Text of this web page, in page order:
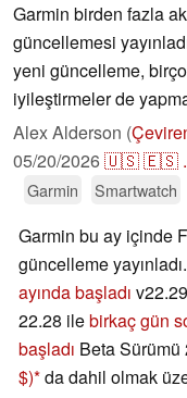
Garmin birden fazla
güncellemesi
yeni güncelleme,
iyileştirmeler de
Alex Alderson (
05/20/2026🇺🇸🇪🇸
Garmin Smartwatch
Garmin bu ay içinde
güncelleme
ayında başladı
22.28 ilebirkaç gün
başladı Beta
$) da dahil olmak